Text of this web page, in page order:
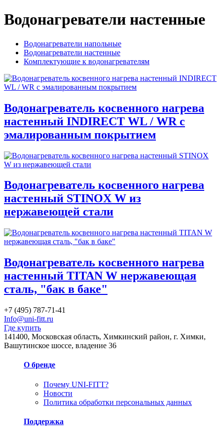
Водонагреватели настенные
Водонагреватели напольные
Водонагреватели настенные
Комплектующие к водонагревателям
Водонагреватель косвенного нагрева
настенный INDIRECT WL / WR с
эмалированным покрытием
Водонагреватель косвенного нагрева
настенный STINOX W из
нержавеющей стали
Водонагреватель косвенного нагрева
настенный TITAN W нержавеющая
сталь, "бак в баке"
+7 (495) 787-71-41
Info@uni-fitt.ru
Где купить
141400, Московская область, Химкинский район, г. Химки,
Вашутинское шоссе, владение 36
О бренде
Почему UNI-FITT?
Новости
Политика обработки персональных данных
Поддержка